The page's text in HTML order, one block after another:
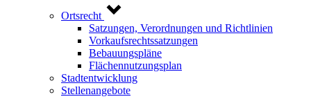
Ortsrecht
Satzungen, Verordnungen und Richtlinien
Vorkaufsrechtssatzungen
Bebauungspläne
Flächennutzungsplan
Stadtentwicklung
Stellenangebote